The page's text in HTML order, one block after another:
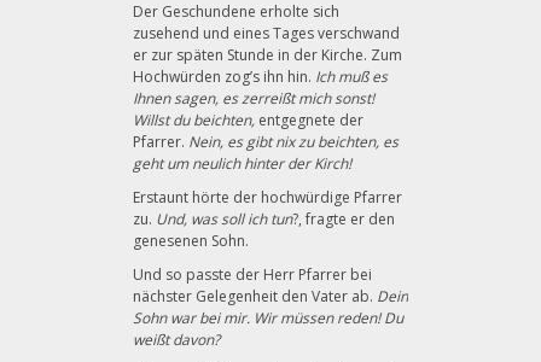
Der Geschundene erholte sich
zusehend und eines Tages verschwand
er zur späten Stunde in der Kirche. Zum
Hochwürden zog’s ihn hin. Ich muß es
Ihnen sagen, es zerreißt mich sonst!
Willst du beichten, entgegnete der
Pfarrer. Nein, es gibt nix zu beichten, es
geht um neulich hinter der Kirch!
Erstaunt hörte der hochwürdige Pfarrer
zu. Und, was soll ich tun?, fragte er den
genesenen Sohn.
Und so passte der Herr Pfarrer bei
nächster Gelegenheit den Vater ab. Dein
Sohn war bei mir. Wir müssen reden! Du
weißt davon?